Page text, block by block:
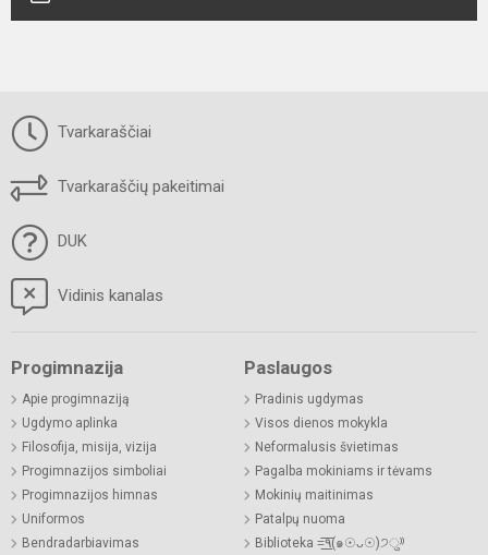
Tvarkaraščiai
Tvarkaraščių pakeitimai
DUK
Vidinis kanalas
Progimnazija
Apie progimnaziją
Ugdymo aplinka
Filosofija, misija, vizija
Progimnazijos simboliai
Progimnazijos himnas
Uniformos
Bendradarbiavimas
Paslaugos
Pradinis ugdymas
Visos dienos mokykla
Neformalusis švietimas
Pagalba mokiniams ir tėvams
Mokinių maitinimas
Patalpų nuoma
Biblioteka =͟͟͞͞٩(๑☉ᴗ☉)੭ु⁾⁾